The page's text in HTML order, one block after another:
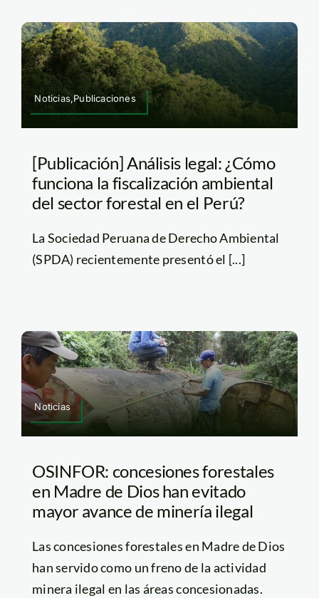
Noticias,Publicaciones
[Publicación] Análisis legal: ¿Cómo
funciona la fiscalización ambiental
del sector forestal en el Perú?
La Sociedad Peruana de Derecho Ambiental
(SPDA) recientemente presentó el [...]
Noticias
OSINFOR: concesiones forestales
en Madre de Dios han evitado
mayor avance de minería ilegal
Las concesiones forestales en Madre de Dios
han servido como un freno de la actividad
minera ilegal en las áreas concesionadas.